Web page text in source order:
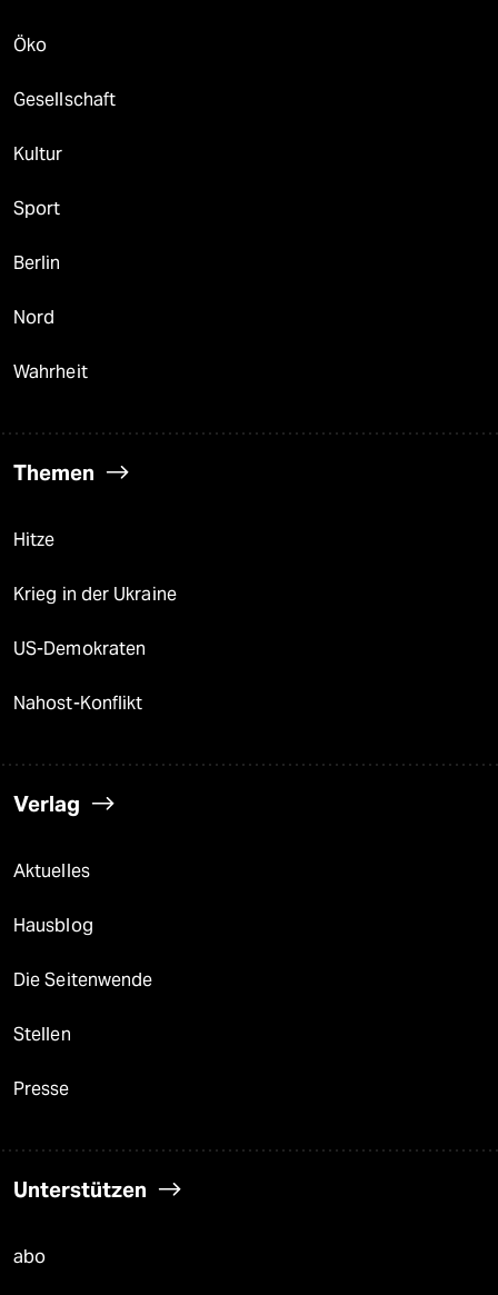
Öko
Gesellschaft
Kultur
Sport
Berlin
Nord
Wahrheit
Themen
Hitze
Krieg in der Ukraine
US-Demokraten
Nahost-Konflikt
Verlag
Aktuelles
Hausblog
Die Seitenwende
Stellen
Presse
Unterstützen
abo